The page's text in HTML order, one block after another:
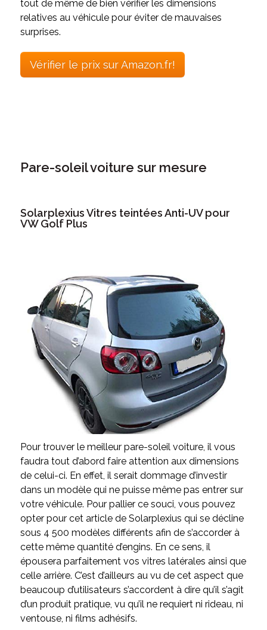
tout de même de bien vérifier les dimensions
relatives au véhicule pour éviter de mauvaises
surprises.
Vérifier le prix sur Amazon.fr!
Pare-soleil voiture sur mesure
Solarplexius Vitres teintées Anti-UV pour
VW Golf Plus
Pour trouver le meilleur pare-soleil voiture, il vous
faudra tout d’abord faire attention aux dimensions
de celui-ci. En effet, il serait dommage d’investir
dans un modèle qui ne puisse même pas entrer sur
votre véhicule. Pour pallier ce souci, vous pouvez
opter pour cet article de Solarplexius qui se décline
sous 4 500 modèles différents afin de s’accorder à
cette même quantité d’engins. En ce sens, il
épousera parfaitement vos vitres latérales ainsi que
celle arrière. C’est d’ailleurs au vu de cet aspect que
beaucoup d’utilisateurs s’accordent à dire qu’il s’agit
d’un produit pratique, vu qu’il ne requiert ni rideau, ni
ventouse, ni films adhésifs.